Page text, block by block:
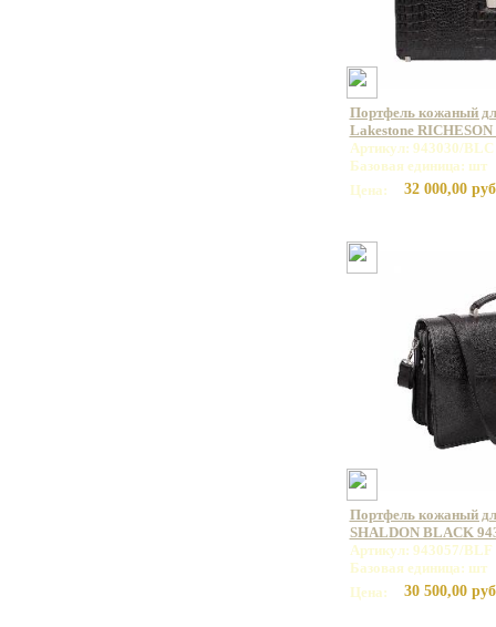
Портфель кожаный
Lakestone
Артикул: 943030/BLC
Базовая единица: шт
Цена:
32 000,00
Портфель кожаный
SHALDON BLACK
Артикул: 943057/BLF
Базовая единица: шт
Цена:
30 500,00